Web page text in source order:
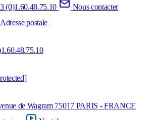
(0)1.60.48.75.10
Nous contacter
Adresse postale
de Wagram 75017 PARIS - FRANCE